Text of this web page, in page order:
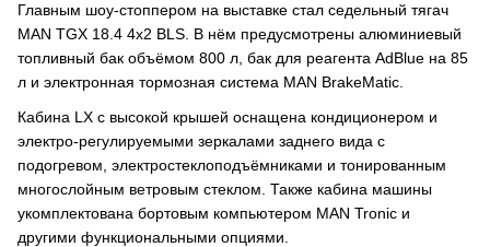
Главным шоу-стоппером на выставке стал седельный тягач
MAN TGX 18.4 4х2 BLS. В нём предусмотрены алюминиевый
топливный бак объёмом 800 л, бак для реагента AdBlue на 85
л и электронная тормозная система MAN BrakeMatic.
Кабина LX с высокой крышей оснащена кондиционером и
электро-регулируемыми зеркалами заднего вида с
подогревом, электростеклоподъёмниками и тонированным
многослойным ветровым стеклом. Также кабина машины
укомплектована бортовым компьютером MAN Tronic и
другими функциональными опциями.